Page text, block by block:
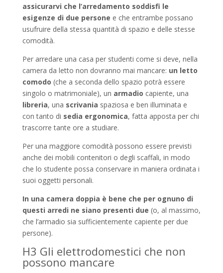
assicurarvi che l’arredamento soddisfi le
esigenze di due persone e che entrambe possano
usufruire della stessa quantità di spazio e delle stesse
comodità.
Per arredare una casa per studenti come si deve, nella
camera da letto non dovranno mai mancare: un letto
comodo (che a seconda dello spazio potrà essere
singolo o matrimoniale), un armadio capiente, una
libreria, una scrivania spaziosa e ben illuminata e
con tanto di sedia ergonomica, fatta apposta per chi
trascorre tante ore a studiare.
Per una maggiore comodità possono essere previsti
anche dei mobili contenitori o degli scaffali, in modo
che lo studente possa conservare in maniera ordinata i
suoi oggetti personali.
In una camera doppia è bene che per ognuno di
questi arredi ne siano presenti due (o, al massimo,
che l’armadio sia sufficientemente capiente per due
persone).
H3 Gli elettrodomestici che non
possono mancare